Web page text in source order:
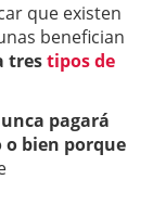
que existen
benefician
trestipos de
pagará
o bien porque